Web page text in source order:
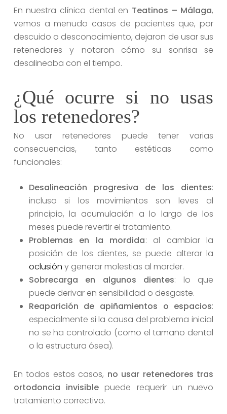
En nuestra clínica dental en Teatinos – Málaga,
vemos a menudo casos de pacientes que, por
descuido o desconocimiento, dejaron de usar sus
retenedores y notaron cómo su sonrisa se
desalineaba con el tiempo.
¿Qué ocurre si no usas
los retenedores?
No usar retenedores puede tener varias
consecuencias, tanto estéticas como
funcionales:
Desalineación progresiva de los dientes:
incluso si los movimientos son leves al
principio, la acumulación a lo largo de los
meses puede revertir el tratamiento.
Problemas en la mordida: al cambiar la
posición de los dientes, se puede alterar la
oclusión y generar molestias al morder.
Sobrecarga en algunos dientes: lo que
puede derivar en sensibilidad o desgaste.
Reaparición de apiñamientos o espacios:
especialmente si la causa del problema inicial
no se ha controlado (como el tamaño dental
o la estructura ósea).
En todos estos casos, no usar retenedores tras
ortodoncia invisible puede requerir un nuevo
tratamiento correctivo.